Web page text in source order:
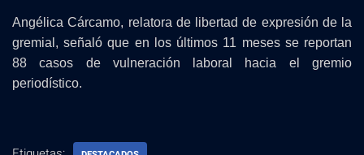
Angélica Cárcamo, relatora de libertad de expresión de la
gremial, señaló que en los últimos 11 meses se reportan
88 casos de vulneración laboral hacia el gremio
periodístico.